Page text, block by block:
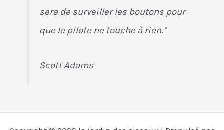
sera de surveiller les boutons pour
que le pilote ne touche à rien.”
Scott Adams